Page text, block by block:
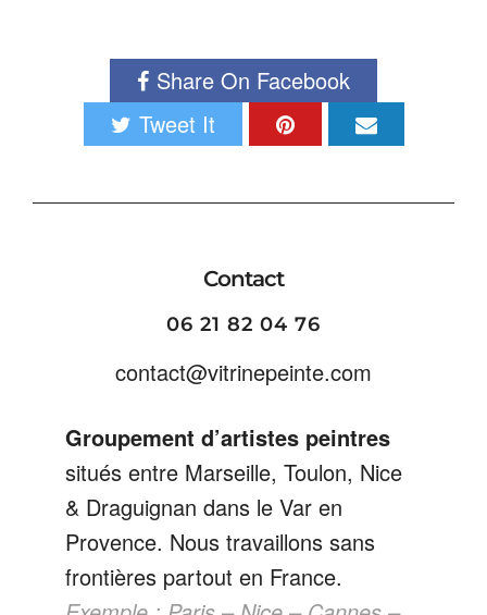
Share On Facebook
Tweet It
Contact
06 21 82 04 76
contact@vitrinepeinte.com
Groupement d’artistes peintres
situés entre Marseille, Toulon, Nice
& Draguignan dans le Var en
Provence. Nous travaillons sans
frontières partout en France.